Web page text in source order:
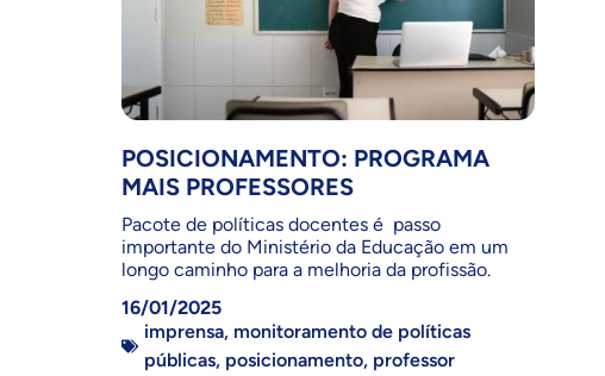
POSICIONAMENTO: PROGRAMA
MAIS PROFESSORES
Pacote de políticas docentes é passo
importante do Ministério da Educação em um
longo caminho para a melhoria da profissão.
16/01/2025
imprensa, monitoramento de políticas
públicas, posicionamento, professor